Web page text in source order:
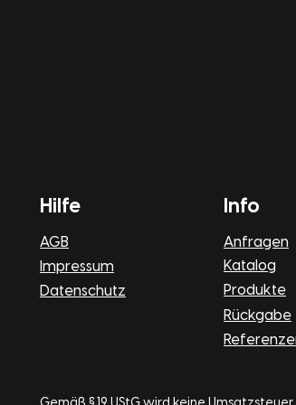
Hilfe
AGB
Impressum
Datenschutz
Info
Anfragen
Katalog
Produkte
Rückgabe